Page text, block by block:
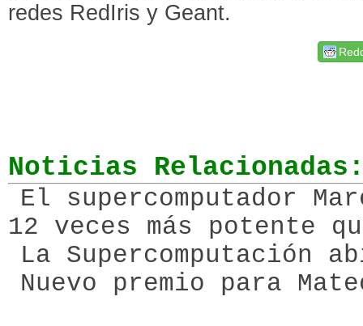
redes RedIris y Geant.
Noticias
El supercomputador
12 veces más potente
La Supercomputación
Nuevo premio para